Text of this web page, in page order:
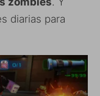
diarias para